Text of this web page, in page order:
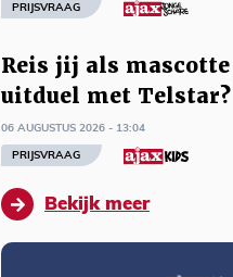
PRIJSVRAAG
Reis jij als
uitduel met Telstar?
06 AUGUSTUS 2026 - 13:04
PRIJSVRAAG
Bekijk meer